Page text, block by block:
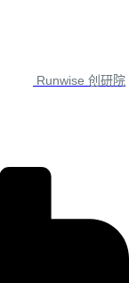
Runwise 创研院